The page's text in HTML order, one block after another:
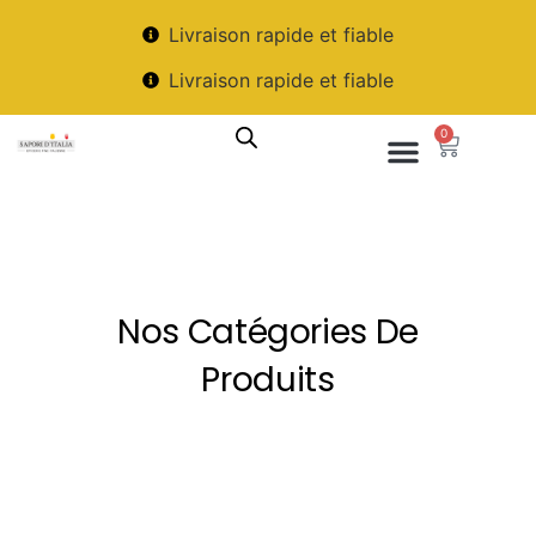
Livraison rapide et fiable
Livraison rapide et fiable
0
Nos Catégories De
Produits